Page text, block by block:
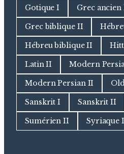
Gotique I Grec ancien
Grec biblique II
Hébreu biblique II
Latin II Modern
Modern Persian II
Sanskrit I Sanskrit II
Sumérien II Syriaque I